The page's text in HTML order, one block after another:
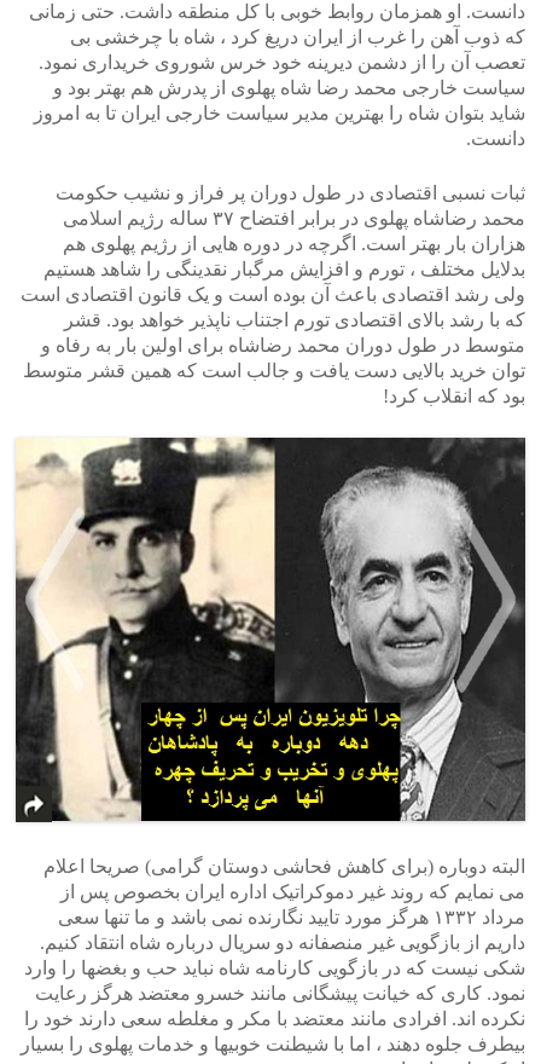
دانست. او همزمان روابط خوبی با کل منطقه داشت. حتی زمانی
که ذوب آهن را غرب از ایران دریغ کرد ، شاه با چرخشی بی
تعصب آن را از دشمن دیرینه خود خرس شوروی خریداری نمود.
سیاست خارجی محمد رضا شاه پهلوی از پدرش هم بهتر بود و
شاید بتوان شاه را بهترین مدیر سیاست خارجی ایران تا به امروز
دانست.
ثبات نسبی اقتصادی در طول دوران پر فراز و نشیب حکومت
محمد رضاشاه پهلوی در برابر افتضاح ۳۷ ساله رژیم اسلامی
هزاران بار بهتر است. اگرچه در دوره هایی از رژیم پهلوی هم
بدلایل مختلف ، تورم و افزایش مرگبار نقدینگی را شاهد هستیم
ولی رشد اقتصادی باعث آن بوده است و یک قانون اقتصادی است
که با رشد بالای اقتصادی تورم اجتناب ناپذیر خواهد بود. قشر
متوسط در طول دوران محمد رضاشاه برای اولین بار به رفاه و
توان خرید بالایی دست یافت و جالب است که همین قشر متوسط
بود که انقلاب کرد!
البته دوباره (برای کاهش فحاشی دوستان گرامی) صریحا اعلام
می نمایم که روند غیر دموکراتیک اداره ایران بخصوص پس از
مرداد ۱۳۳۲ هرگز مورد تایید نگارنده نمی باشد و ما تنها سعی
داریم از بازگویی غیر منصفانه دو سریال درباره شاه انتقاد کنیم.
شکی نیست که در بازگویی کارنامه شاه نباید حب و بغضها را وارد
نمود. کاری که خیانت پیشگانی مانند خسرو معتضد هرگز رعایت
نکرده اند. افرادی مانند معتضد با مکر و مغلطه سعی دارند خود را
بیطرف جلوه دهند ، اما با شیطنت خوبیها و خدمات پهلوی را بسیار
<